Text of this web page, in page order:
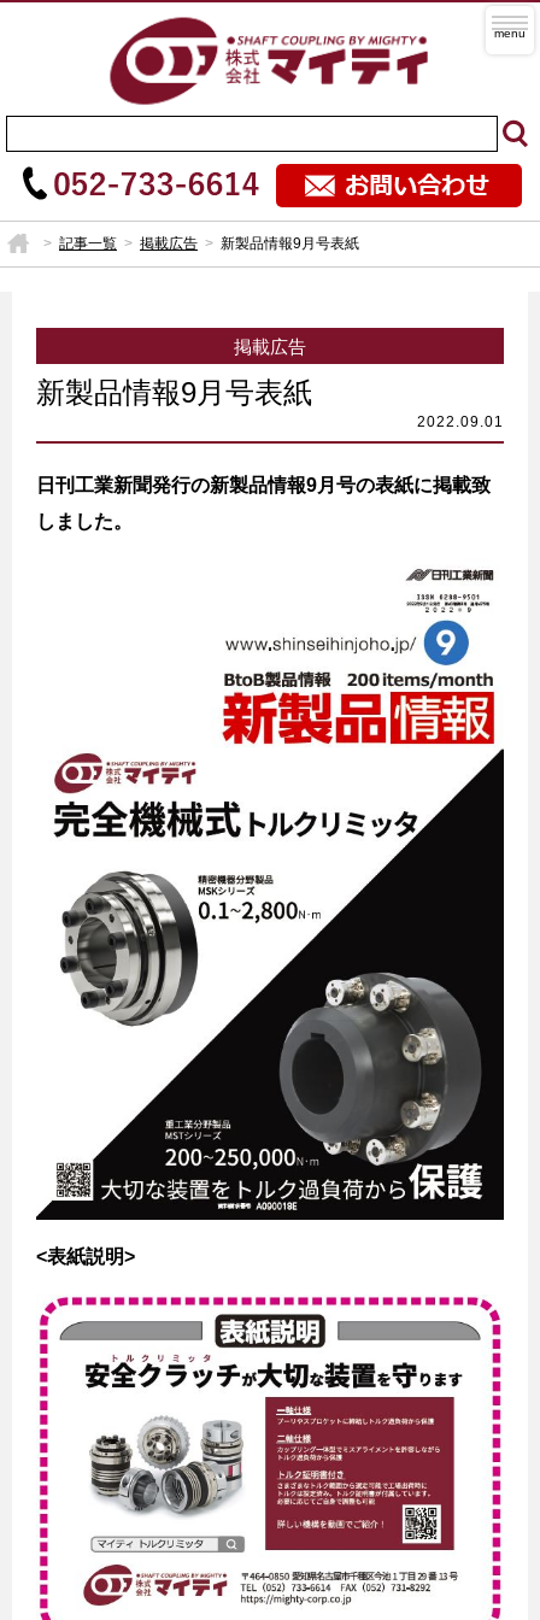
記事一覧 掲載広告 新製品情報9月号表紙
掲載広告
新製品情報9月号表紙
日刊工業新聞発行の新製品情報9月号の表紙に掲載致
しました。
<表紙説明>